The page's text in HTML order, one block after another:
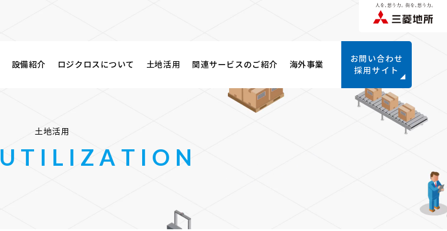
設備紹介 ロジクロスについて 土地活用 関連サービスのご紹介 海外事業
お問い合わせ
採用サイト
土地活用
U T I L I Z A T I O N